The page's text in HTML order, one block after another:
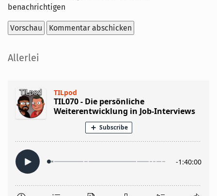
benachrichtigen
Seitenleiste
Allerlei